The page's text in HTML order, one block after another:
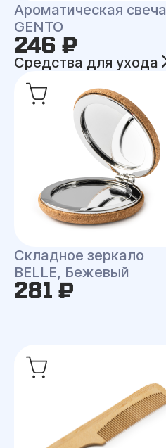
Ароматическая свеча
GENTO
246 ₽
Средства для ухода
Складное зеркало
BELLE, Бежевый
281 ₽